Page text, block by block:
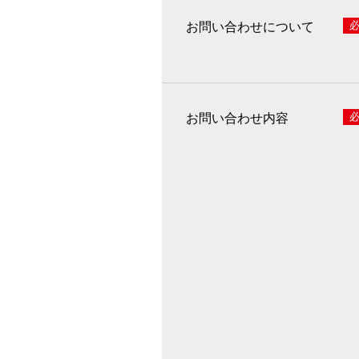
お問い合わせについて
お問い合わせ内容